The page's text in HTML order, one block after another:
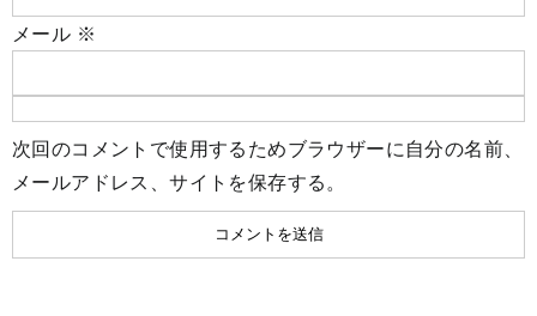
メール ※
次回のコメントで使用するためブラウザーに自分の名前、
メールアドレス、サイトを保存する。